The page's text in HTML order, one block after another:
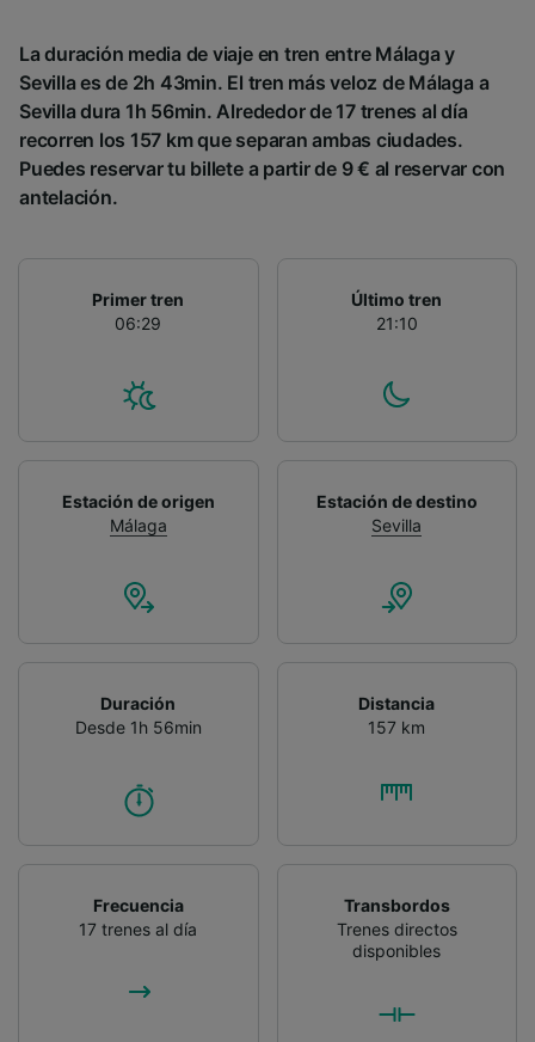
La duración media de viaje en tren entre Málaga y
Sevilla es de 2h 43min. El tren más veloz de Málaga a
Sevilla dura 1h 56min. Alrededor de 17 trenes al día
recorren los 157 km que separan ambas ciudades.
Puedes reservar tu billete a partir de 9 € al reservar con
antelación.
Primer tren
06:29
Último tren
21:10
Estación de origen
Málaga
Estación de destino
Sevilla
Duración
Desde 1h 56min
Distancia
157 km
Frecuencia
17 trenes al día
Transbordos
Trenes directos
disponibles